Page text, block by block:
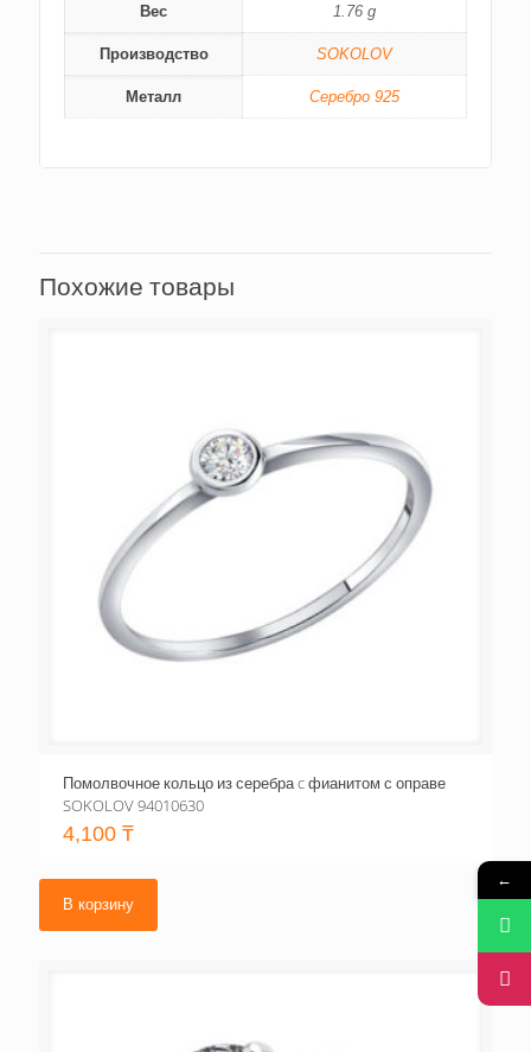
Вес 1.76 g
Производство SOKOLOV
Металл Серебро 925
Похожие товары
Помолвочное кольцо из серебра c фианитом с оправе
SOKOLOV 94010630
4,100 ₸
В корзину
←